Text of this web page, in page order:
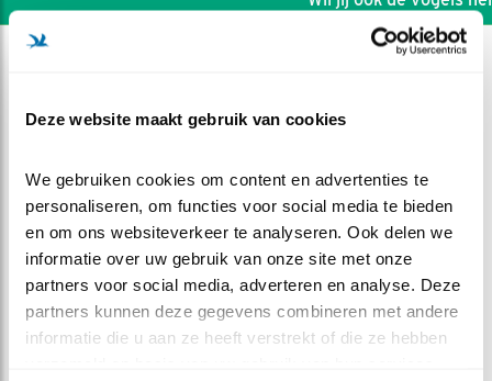
Deze website maakt gebruik van cookies
We gebruiken cookies om content en advertenties te
personaliseren, om functies voor social media te bieden
en om ons websiteverkeer te analyseren. Ook delen we
informatie over uw gebruik van onze site met onze
partners voor social media, adverteren en analyse. Deze
partners kunnen deze gegevens combineren met andere
informatie die u aan ze heeft verstrekt of die ze hebben